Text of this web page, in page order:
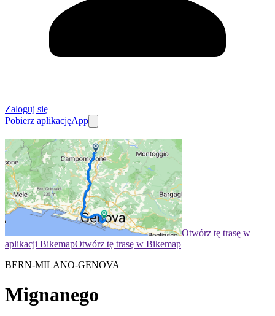
Zaloguj się
Pobierz aplikacjęApp
Otwórz tę trasę w
aplikacji BikemapOtwórz tę trasę w Bikemap
BERN-MILANO-GENOVA
Mignanego